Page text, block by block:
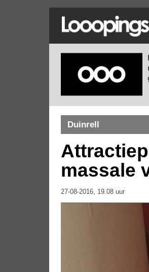
Duinrell
massale
27-08-2016, 19.08 uur